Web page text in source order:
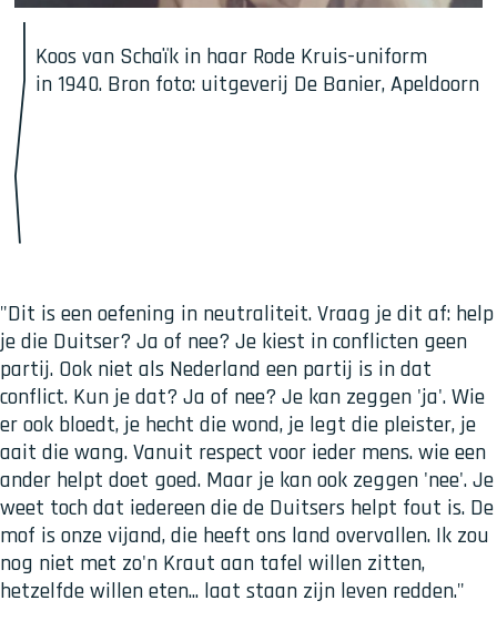
Koos van Schaïk in haar Rode Kruis-uniform
in 1940. Bron foto: uitgeverij De Banier, Apeldoorn
"Dit is een oefening in neutraliteit. Vraag je dit af: help
je die Duitser? Ja of nee? Je kiest in conflicten geen
partij. Ook niet als Nederland een partij is in dat
conflict. Kun je dat? Ja of nee? Je kan zeggen 'ja'. Wie
er ook bloedt, je hecht die wond, je legt die pleister, je
aait die wang. Vanuit respect voor ieder mens. wie een
ander helpt doet goed. Maar je kan ook zeggen 'nee'. Je
weet toch dat iedereen die de Duitsers helpt fout is. De
mof is onze vijand, die heeft ons land overvallen. Ik zou
nog niet met zo'n Kraut aan tafel willen zitten,
hetzelfde willen eten... laat staan zijn leven redden."